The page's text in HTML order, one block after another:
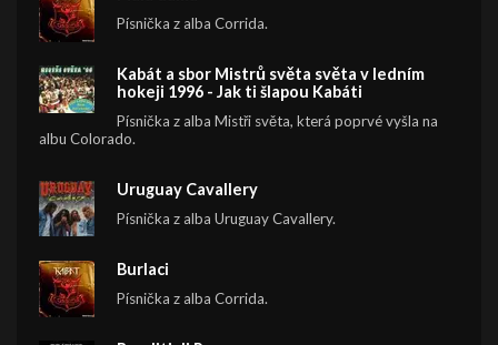
Písnička z alba Corrida.
Kabát a sbor Mistrů světa světa v ledním
hokeji 1996 - Jak ti šlapou Kabáti
Písnička z alba Mistři světa, která poprvé vyšla na
albu Colorado.
Uruguay Cavallery
Písnička z alba Uruguay Cavallery.
Burlaci
Písnička z alba Corrida.